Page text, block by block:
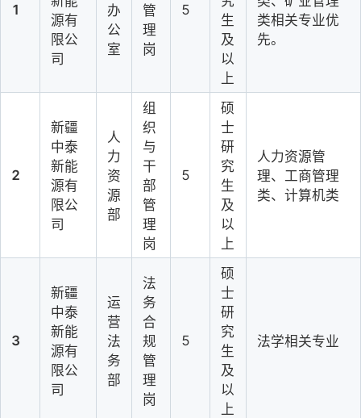
1
源有
限公
司
办
公
室
管
理
岗
5
生
及
以
上
类相关专业优
先。
2
新疆
中泰
新能
源有
限公
司
人
力
资
源
部
组
织
与
干
部
管
理
岗
5
硕
士
研
究
生
及
以
上
人力资源管
理、工商管理
类、计算机类
3
新疆
中泰
新能
源有
限公
司
运
营
法
务
部
法
务
合
规
管
理
岗
5
硕
士
研
究
生
及
以
上
法学相关专业